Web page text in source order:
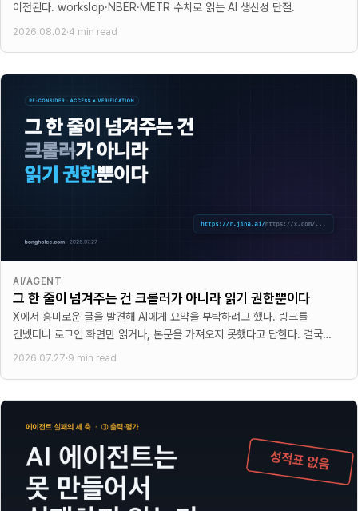
이전된다. workslop·NBER·METR 수치로 읽는 AI 생산성 단절.
2026.08.02·4 min read
AI/AGENT
그 한 줄이 넘겨주는 건 크롤러가 아니라 읽기 권한뿐이다
X에서 흥미로운 글을 발견해 AI에게 요약을 부탁하려고 했다. 링크를
건넸더니 로그인 화면만 읽거나, 본문을 가져오지 못했다고 답한다. 결국
게시물을 복사해서 붙여 넣는다. 이미지가 섞인
2026.07.27·9 min read